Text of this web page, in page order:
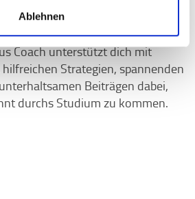
Ablehnen
Coach
Coach unterstützt dich mit
Strategien, spannenden
Beiträgen dabei,
durchs Studium zu kommen.